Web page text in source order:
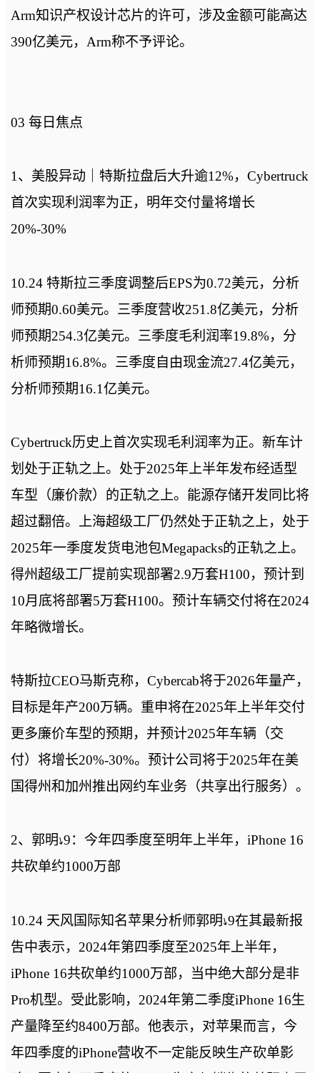
Arm知识产权设计芯片的许可，涉及金额可能高达
390亿美元，Arm称不予评论。
03 每日焦点
1、美股异动｜特斯拉盘后大升逾12%，Cybertruck
首次实现利润率为正，明年交付量将增长
20%-30%
10.24 特斯拉三季度调整后EPS为0.72美元，分析
师预期0.60美元。三季度营收251.8亿美元，分析
师预期254.3亿美元。三季度毛利润率19.8%，分
析师预期16.8%。三季度自由现金流27.4亿美元，
分析师预期16.1亿美元。
Cybertruck历史上首次实现毛利润率为正。新车计
划处于正轨之上。处于2025年上半年发布经适型
车型（廉价款）的正轨之上。能源存储开发同比将
超过翻倍。上海超级工厂仍然处于正轨之上，处于
2025年一季度发货电池包Megapacks的正轨之上。
得州超级工厂提前实现部署2.9万套H100，预计到
10月底将部署5万套H100。预计车辆交付将在2024
年略微增长。
特斯拉CEO马斯克称，Cybercab将于2026年量产，
目标是年产200万辆。重申将在2025年上半年交付
更多廉价车型的预期，并预计2025年车辆（交
付）将增长20%-30%。预计公司将于2025年在美
国得州和加州推出网约车业务（共享出行服务）。
2、郭明⭏9：今年四季度至明年上半年，iPhone 16
共砍单约1000万部
10.24 天风国际知名苹果分析师郭明⭏9在其最新报
吿中表示，2024年第四季度至2025年上半年，
iPhone 16共砍单约1000万部，当中绝大部分是非
Pro机型。受此影响，2024年第二季度iPhone 16生
产量降至约8400万部。他表示，对苹果而言，今
年四季度的iPhone营收不一定能反映生产砍单影